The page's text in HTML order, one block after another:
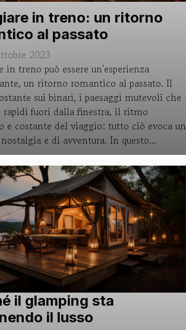
in treno: un ritorno
al passato
2023
in treno può essere un'esperienza
un ritorno romantico al passato. Il
sui binari, i paesaggi mutevoli che
rapidi fuori dalla finestra, il ritmo
e costante del viaggio: tutto ciò evoca un
e di avventura. In questo...
il glamping sta
il lusso